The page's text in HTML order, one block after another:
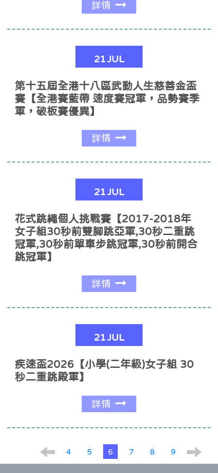
詳情
21 JUL
第十五屆全港十八區武動人生慈善金盃
賽【全港賽藍帶 速度賽冠軍，品勢賽季
軍，破板賽優異】
詳情
21 JUL
花式跳繩個人挑戰賽【2017-2018年
女子組30秒前雙腳跳亞軍,30秒二重跳
冠軍,30秒前單車步跳冠軍,30秒前開合
跳冠軍】
詳情
21 JUL
疾速盃2026【小學(二年級)女子組 30
秒二重跳殿軍】
詳情
4 5 6 7 8 9